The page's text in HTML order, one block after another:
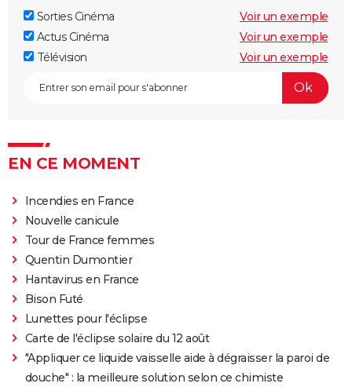
Sorties Cinéma
Voir un exemple
Actus Cinéma
Voir un exemple
Télévision
Voir un exemple
EN CE MOMENT
Incendies en France
Nouvelle canicule
Tour de France femmes
Quentin Dumontier
Hantavirus en France
Bison Futé
Lunettes pour l'éclipse
Carte de l'éclipse solaire du 12 août
"Appliquer ce liquide vaisselle aide à dégraisser la paroi de
douche" : la meilleure solution selon ce chimiste